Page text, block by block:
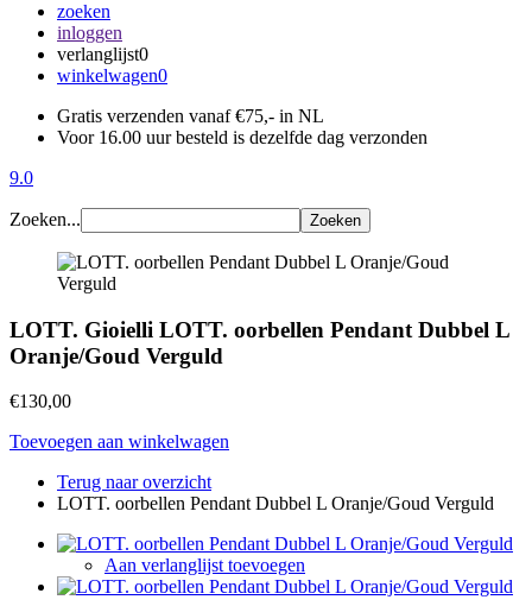
zoeken
inloggen
verlanglijst0
winkelwagen0
Gratis verzenden vanaf €75,- in NL
Voor 16.00 uur besteld is dezelfde dag verzonden
9.0
Zoeken... Zoeken
LOTT. Gioielli LOTT. oorbellen Pendant Dubbel L
Oranje/Goud Verguld
€130,00
Toevoegen aan winkelwagen
Terug naar overzicht
LOTT. oorbellen Pendant Dubbel L Oranje/Goud Verguld
Aan verlanglijst toevoegen